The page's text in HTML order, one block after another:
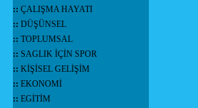
:: ÇALIŞMA HAYATI
:: DÜŞÜNSEL
:: TOPLUMSAL
:: SAGLIK İÇİN SPOR
:: KİŞİSEL GELİŞİM
:: EKONOMİ
:: EGİTİM